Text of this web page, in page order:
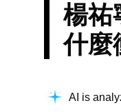
楊祐
什麼
AI is